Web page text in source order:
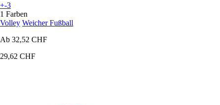
+-3
1 Farben
Volley Weicher Fußball
Ab 32,52 CHF
29,62 CHF